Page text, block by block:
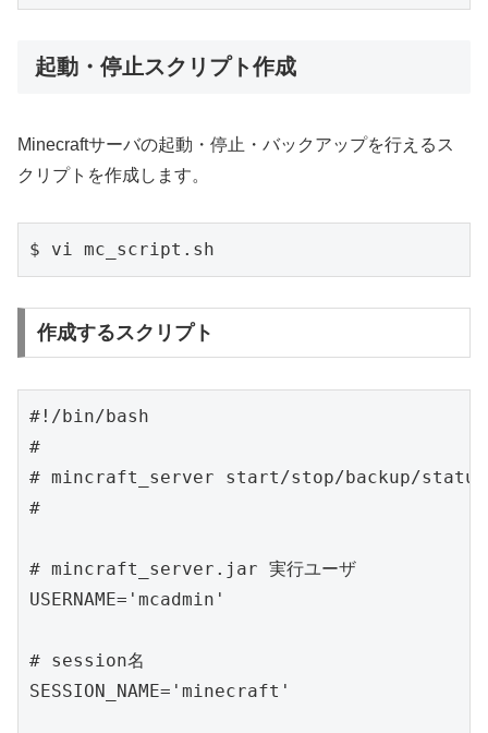
起動・停止スクリプト作成
Minecraftサーバの起動・停止・バックアップを行えるス
クリプトを作成します。
作成するスクリプト
#!/bin/bash
#
# mincraft_server start/stop/backup/
#
# mincraft_server.jar 実行ユーザ
USERNAME='mcadmin'
# session名
SESSION_NAME='minecraft'